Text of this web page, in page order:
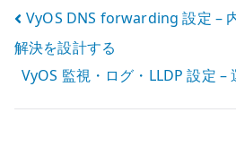
投
稿
ナ
VyOS DNS forwarding 設定 –
解決を設計する
VyOS 監視・ログ・LLDP 設定 –